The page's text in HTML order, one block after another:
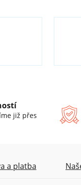
již přes
a platba